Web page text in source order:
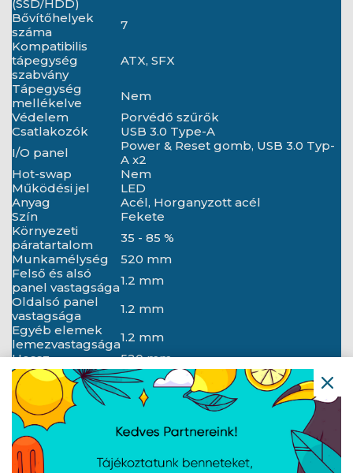
(SSD/HDD)
Bővítőhelyek
száma
7
Kompatibilis
tápegység
szabvány
ATX, SFX
Tápegység
mellékelve
Nem
Védelem
Porvédő szűrők
Csatlakozók
USB 3.0 Type-A
I/O panel
Power & Reset gomb, USB 3.0 Typ-
A x2
Hot-swap
Nem
Működési jel
LED
Anyag
Acél, Horganyzott acél
Szín
Fekete
Környezeti
páratartalom
35 - 85 %
Munkamélység
520 mm
Felső és alsó
panel vastagsága1.2 mm
Oldalsó panel
vastagsága
1.2 mm
Egyéb elemek
lemezvastagsága1.2 mm
Hossz
520 mm
Szélesség
430 mm
Magasság
176 mm
Súly
12.5 kg
Tartozékok
2x PWM 4-PIN ventilátor elosztó, 2x
tápegység elosztó SATA x5, SFX